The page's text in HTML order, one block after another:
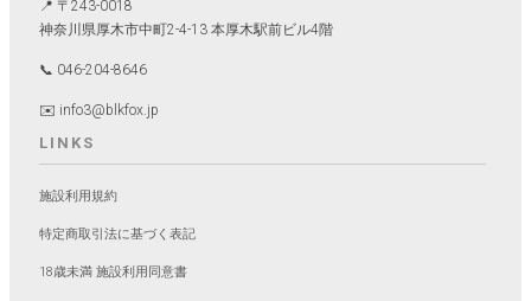
📍 〒243-0018
神奈川県厚木市中町2-4-13 本厚木駅前ビル4階
📞 046-204-8646
✉️ info3@blkfox.jp
LINKS
施設利用規約
特定商取引法に基づく表記
18歳未満 施設利用同意書